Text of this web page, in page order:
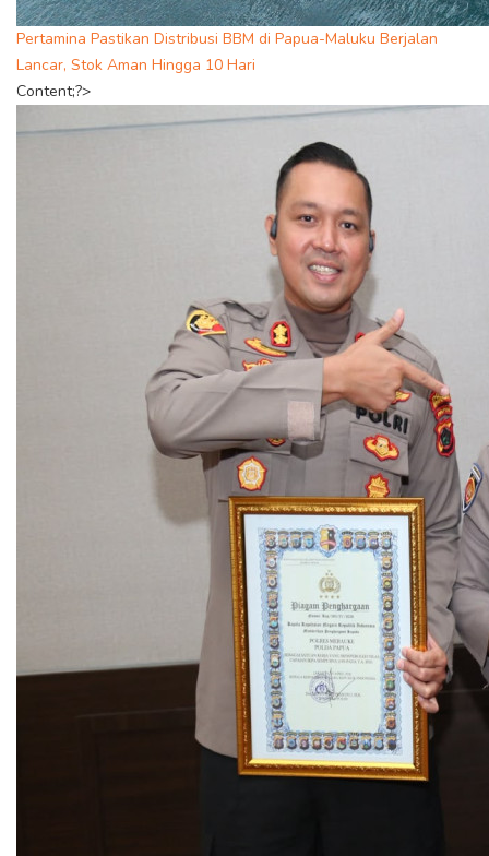
Pertamina Pastikan Distribusi BBM di Papua-Maluku Berjalan
Lancar, Stok Aman Hingga 10 Hari
Content;?>